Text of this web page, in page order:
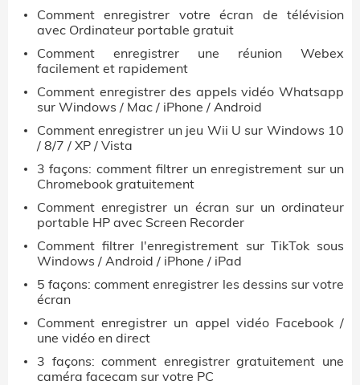
Comment enregistrer votre écran de télévision
avec Ordinateur portable gratuit
Comment enregistrer une réunion Webex
facilement et rapidement
Comment enregistrer des appels vidéo Whatsapp
sur Windows / Mac / iPhone / Android
Comment enregistrer un jeu Wii U sur Windows 10
/ 8/7 / XP / Vista
3 façons: comment filtrer un enregistrement sur un
Chromebook gratuitement
Comment enregistrer un écran sur un ordinateur
portable HP avec Screen Recorder
Comment filtrer l'enregistrement sur TikTok sous
Windows / Android / iPhone / iPad
5 façons: comment enregistrer les dessins sur votre
écran
Comment enregistrer un appel vidéo Facebook /
une vidéo en direct
3 façons: comment enregistrer gratuitement une
caméra facecam sur votre PC